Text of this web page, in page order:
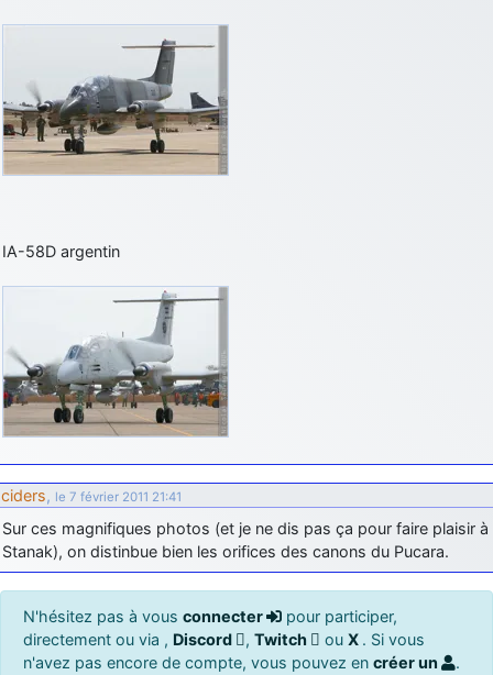
IA-58D argentin
ciders, le 7 février 2011 21:41
Sur ces magnifiques photos (et je ne dis pas ça pour faire plaisir à
Stanak), on distinbue bien les orifices des canons du Pucara.
N'hésitez pas à vous connecter
pour participer,
directement ou via , Discord , Twitch ou X . Si vous
n'avez pas encore de compte, vous pouvez en créer un .